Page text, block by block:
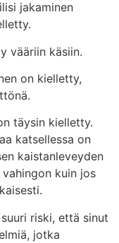
jakaminen
vääriin käsiin.
on kielletty,
täysin kielletty.
katsellessa on
kaistanleveyden
kuin jos
riski, että sinut
jotka